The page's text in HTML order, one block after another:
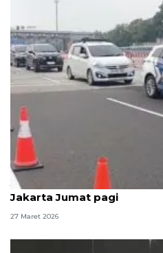
Jasamarga
Jakarta Jumat pagi
27 Maret 2026